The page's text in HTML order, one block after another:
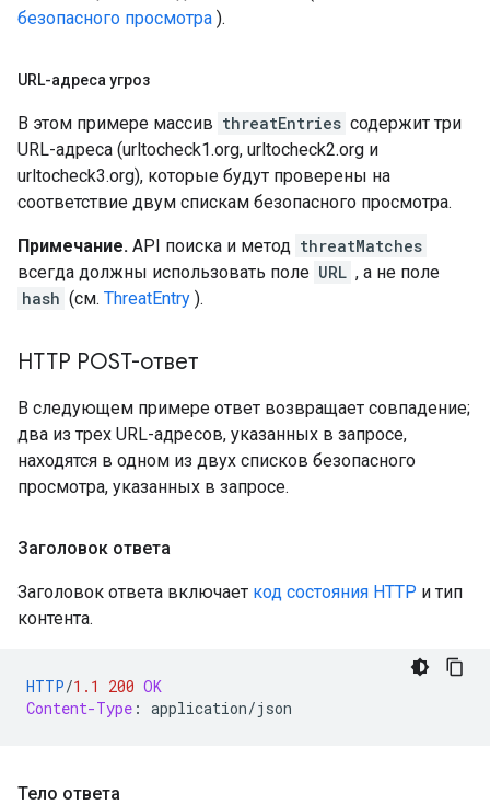
безопасного просмотра ).
URL-адреса угроз
В этом примере массив threatEntries содержит три
URL-адреса (urltocheck1.org, urltocheck2.org и
urltocheck3.org), которые будут проверены на
соответствие двум спискам безопасного просмотра.
Примечание. API поиска и метод threatMatches
всегда должны использовать поле URL , а не поле
hash (см. ThreatEntry ).
HTTP POST-ответ
В следующем примере ответ возвращает совпадение;
два из трех URL-адресов, указанных в запросе,
находятся в одном из двух списков безопасного
просмотра, указанных в запросе.
Заголовок ответа
Заголовок ответа включает код состояния HTTP и тип
контента.
HTTP/1.1 200 OK
Content-Type : application/json
Тело ответа